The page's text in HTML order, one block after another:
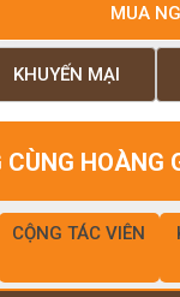
MUA
KHUYẾN MẠI
HOÀNG
CỘNG TÁC VIÊN